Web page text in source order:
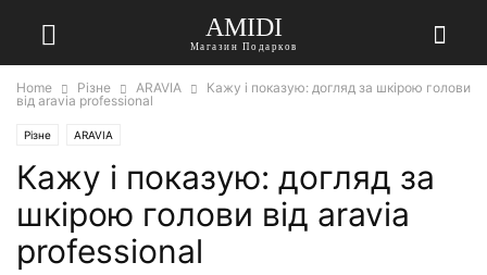
AMIDI
Магазин Подарков
Home Різне ARAVIA
Кажу і показую: догляд за шкірою голови
від aravia professional
Різне ARAVIA
Кажу і показую: догляд за
шкірою голови від aravia
professional